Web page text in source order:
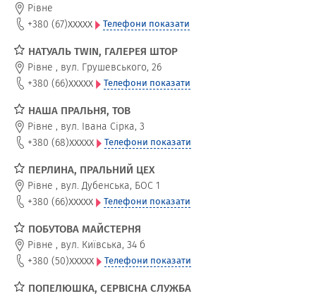
Рівне
+380 (67)xxxxx Телефони показати
НАТУАЛЬ TWIN, ГАЛЕРЕЯ ШТОР
Рівне , вул. Грушевського, 26
+380 (66)xxxxx Телефони показати
НАША ПРАЛЬНЯ, ТОВ
Рівне , вул. Івана Сірка, 3
+380 (68)xxxxx Телефони показати
ПЕРЛИНА, ПРАЛЬНИЙ ЦЕХ
Рівне , вул. Дубенська, БОС 1
+380 (66)xxxxx Телефони показати
ПОБУТОВА МАЙСТЕРНЯ
Рівне , вул. Київська, 34 б
+380 (50)xxxxx Телефони показати
ПОПЕЛЮШКА, СЕРВІСНА СЛУЖБА